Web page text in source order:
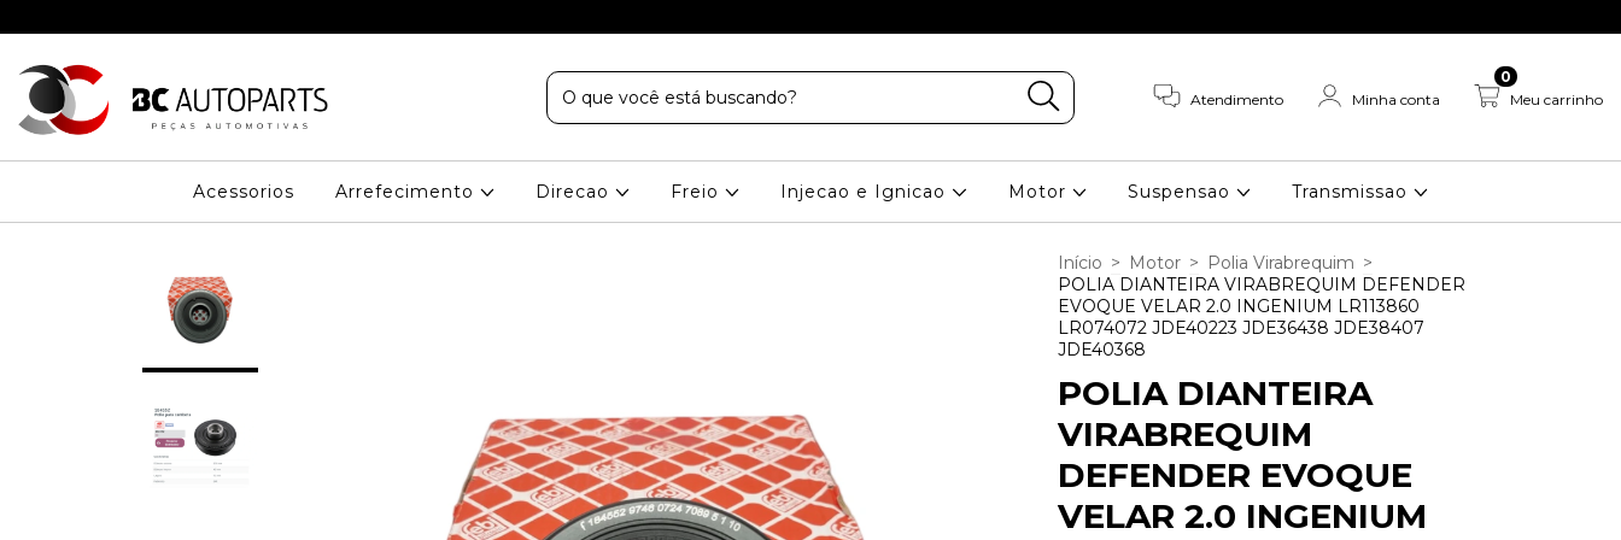
Atendimento Minha conta Meu carrinho
0
Acessorios Arrefecimento Direcao Freio Injecao e Ignicao Motor Suspensao Transmissao
Início > Motor > Polia Virabrequim >
POLIA DIANTEIRA VIRABREQUIM DEFENDER
EVOQUE VELAR 2.0 INGENIUM LR113860
LR074072 JDE40223 JDE36438 JDE38407
JDE40368
POLIA DIANTEIRA
VIRABREQUIM
DEFENDER EVOQUE
VELAR 2.0 INGENIUM